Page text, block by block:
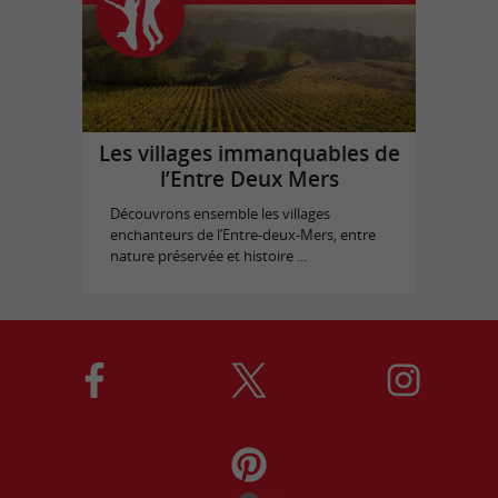
Les villages immanquables de
l’Entre Deux Mers
Découvrons ensemble les villages
enchanteurs de l’Entre-deux-Mers, entre
nature préservée et histoire ...